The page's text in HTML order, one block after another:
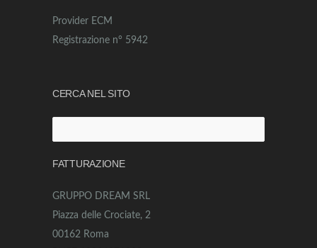
Provider ECM
Registrazione n° 5942
CERCA NEL SITO
per:
FATTURAZIONE
GRUPPO DREAM SRL
Piazza delle Crociate, 2
00162 Roma